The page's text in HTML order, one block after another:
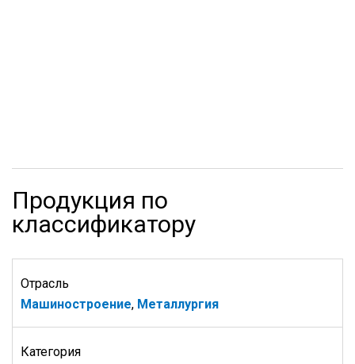
Продукция по
классификатору
Отрасль
Машиностроение, Металлургия
Категория